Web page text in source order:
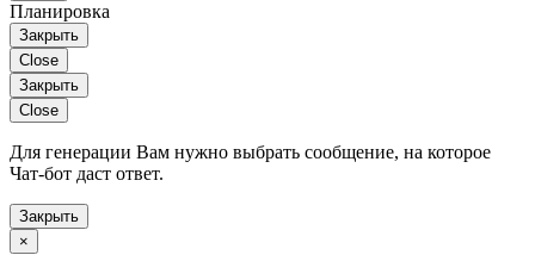
Планировка
Закрыть
Close
Закрыть
Close
Для генерации Вам нужно выбрать сообщение, на которое
Чат-бот даст ответ.
Закрыть
×